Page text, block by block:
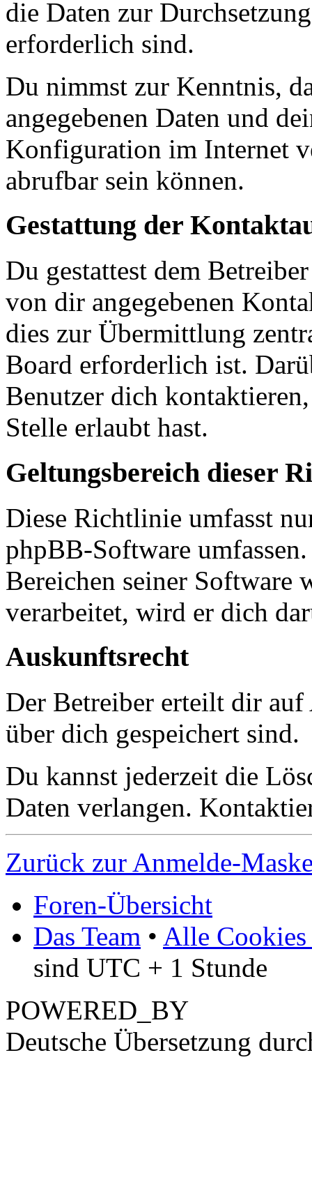
die Daten zur
erforderlich sind.
Du nimmst zur Kenntnis,
angegebenen Daten und
Konfiguration im Internet
abrufbar sein können.
Gestattung der
Du gestattest dem
von dir angegebenen
dies zur Übermittlung
Board erforderlich ist.
Benutzer dich
Stelle erlaubt hast.
Geltungsbereich dieser
Diese Richtlinie umfasst
phpBB-Software
Bereichen seiner Software
verarbeitet, wird er dich
Auskunftsrecht
Der Betreiber erteilt dir
über dich gespeichert sind.
Du kannst jederzeit die
Daten verlangen.
Zurück zur Anmelde-
Foren-Übersicht
Das Team • Alle Cookies
sind UTC + 1 Stunde
POWERED_BY
Deutsche Übersetzung